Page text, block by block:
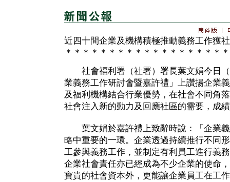
近四十間企業及機構積極推動義務工作獲
＊＊＊＊＊＊＊＊＊＊＊＊＊＊＊＊＊＊
社會福利署（社署）署長葉文娟今日（
業義務工作研討會暨嘉許禮」上讚揚企業
及福利機構結合行業優勢，在社會不同角
社會注入新的動力及回應社區的需要，成
葉文娟於嘉許禮上致辭時說：「企業義
略中重要的一環。企業透過持續推行不同
工參與義務工作，並制定有利員工進行義
企業社會責任亦已經成為不少企業的使命
寶貴的社會資本外，更能讓企業員工在工